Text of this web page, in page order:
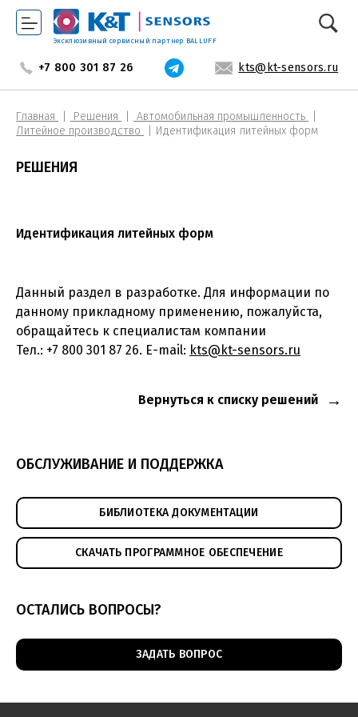
Эксклюзивный сервисный партнер BALLUFF
+7 800 301 87 26 kts@kt-sensors.ru
Главная Решения
Автомобильная промышленность
Литейное производство
Идентификация литейных форм
РЕШЕНИЯ
Идентификация литейных форм
Данный раздел в разработке. Для информации по
данному прикладному применению, пожалуйста,
обращайтесь к специалистам компании
Тел.: +7 800 301 87 26. E-mail: kts@kt-sensors.ru
Вернуться к списку решений
ОБСЛУЖИВАНИЕ И ПОДДЕРЖКА
БИБЛИОТЕКА ДОКУМЕНТАЦИИ
СКАЧАТЬ ПРОГРАММНОЕ ОБЕСПЕЧЕНИЕ
ОСТАЛИСЬ ВОПРОСЫ?
ЗАДАТЬ ВОПРОС